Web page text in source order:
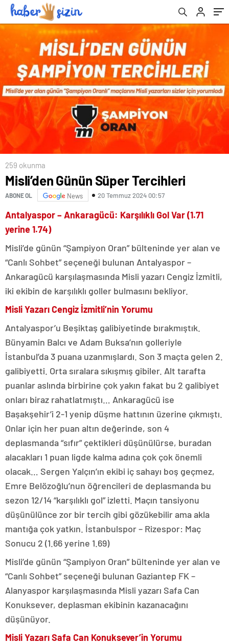
259 okunma
Misli’den Günün Süper Tercihleri
ABONE OL News 20 Temmuz 2024 00:57
Antalyaspor – Ankaragücü: Karşılıklı Gol Var (1.71
yerine 1.74)
Misli’de günün “Şampiyon Oran” bülteninde yer alan ve
“Canlı Sohbet” seçeneği bulunan Antalyaspor –
Ankaragücü karşılaşmasında Misli yazarı Cengiz İzmitli,
iki ekibin de karşılıklı goller bulmasını bekliyor.
Misli Yazarı Cengiz İzmitli’nin Yorumu
Antalyaspor’u Beşiktaş galibiyetinde bırakmıştık.
Bünyamin Balcı ve Adam Buksa’nın golleriyle
İstanbul’da 3 puana uzanmışlardı. Son 3 maçta gelen 2.
galibiyetti. Orta sıralara sıkışmış gibiler. Alt tarafta
puanlar aslında birbirine çok yakın fakat bu 2 galibiyet
onları biraz rahatlatmıştı… Ankaragücü ise
Başakşehir’i 2-1 yenip düşme hattının üzerine çıkmıştı.
Onlar için her puan altın değerinde, son 4
deplasmanda “sıfır” çektikleri düşünülürse, buradan
alacakları 1 puan ligde kalma adına çok çok önemli
olacak… Sergen Yalçın’ın ekibi iç sahayı boş geçmez,
Emre Belözoğlu’nun öğrencileri de deplasmanda bu
sezon 12/14 “karşılıklı gol” izletti. Maçın tansiyonu
düşünülünce zor bir tercih gibi gözükebilir ama akla
mantığa çok yatkın. İstanbulspor – Rizespor: Maç
Sonucu 2 (1.66 yerine 1.69)
Misli’de günün “Şampiyon Oran” bülteninde yer alan ve
“Canlı Sohbet” seçeneği bulunan Gaziantep FK –
Alanyaspor karşılaşmasında Misli yazarı Safa Can
Konuksever, deplasman ekibinin kazanacağını
düşünüyor.
Misli Yazarı Safa Can Konuksever’in Yorumu